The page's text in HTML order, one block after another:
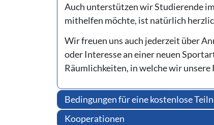
Auch unterstützen wir Studierende
mithelfen möchte, ist natürlich
Wir freuen uns auch jederzeit über
oder Interesse an einer neuen
Räumlichkeiten, in welche wir unsere
Bedingungen für eine kostenlose
Kooperationen